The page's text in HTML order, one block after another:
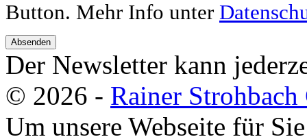
Button. Mehr Info unter
Absenden
Der Newsletter kann
© 2026 - Rainer
Um unsere Webseite für